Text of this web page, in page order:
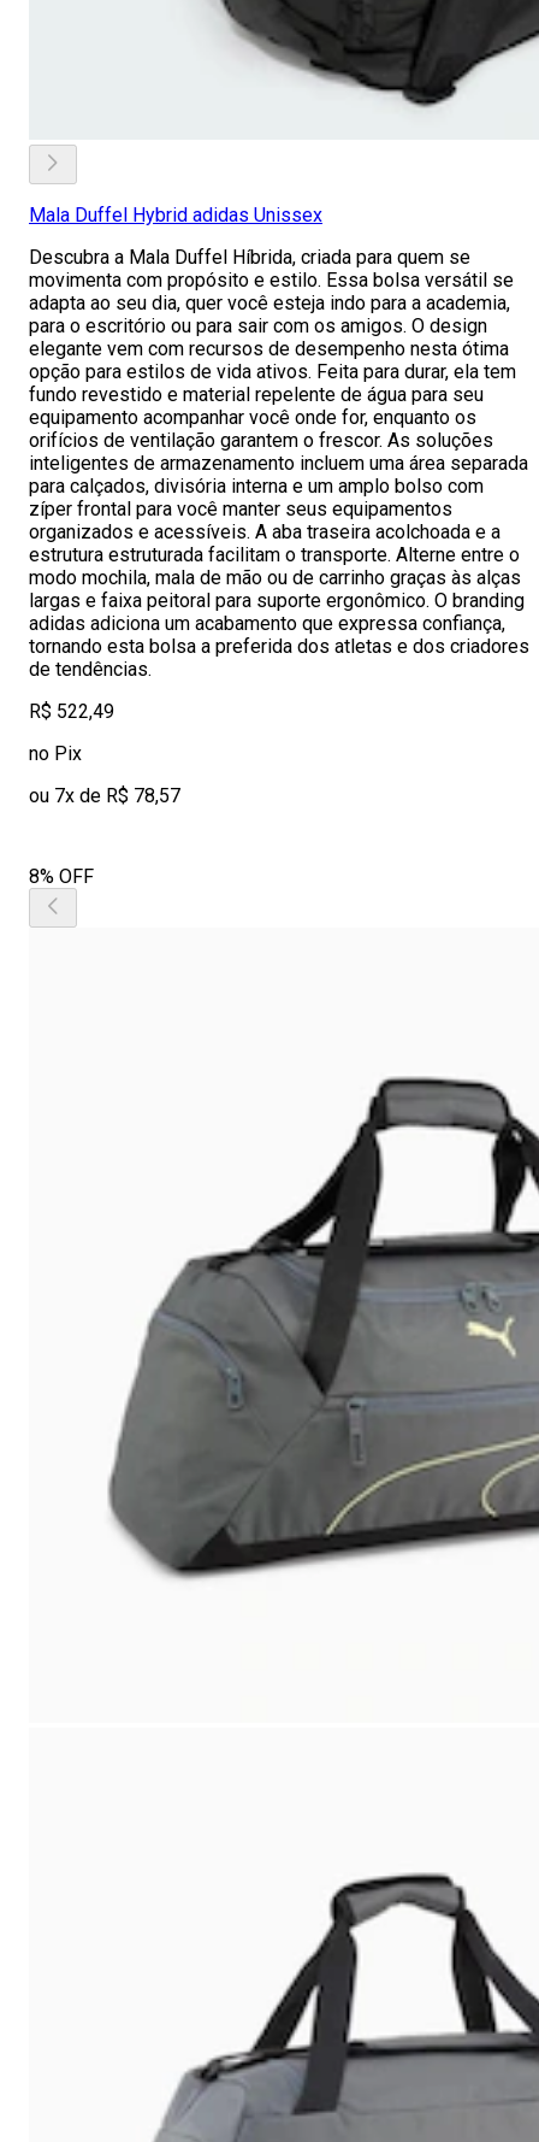
Mala Duffel Hybrid adidas Unissex
Descubra a Mala Duffel Híbrida, criada para quem se
movimenta com propósito e estilo. Essa bolsa versátil se
adapta ao seu dia, quer você esteja indo para a academia,
para o escritório ou para sair com os amigos. O design
elegante vem com recursos de desempenho nesta ótima
opção para estilos de vida ativos. Feita para durar, ela tem
fundo revestido e material repelente de água para seu
equipamento acompanhar você onde for, enquanto os
orifícios de ventilação garantem o frescor. As soluções
inteligentes de armazenamento incluem uma área separada
para calçados, divisória interna e um amplo bolso com
zíper frontal para você manter seus equipamentos
organizados e acessíveis. A aba traseira acolchoada e a
estrutura estruturada facilitam o transporte. Alterne entre o
modo mochila, mala de mão ou de carrinho graças às alças
largas e faixa peitoral para suporte ergonômico. O branding
adidas adiciona um acabamento que expressa confiança,
tornando esta bolsa a preferida dos atletas e dos criadores
de tendências.
R$ 522,49
no Pix
ou 7x de R$ 78,57
8% OFF